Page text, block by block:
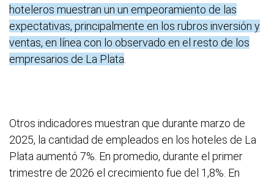
hoteleros muestran un un empeoramiento de las
expectativas, principalmente en los rubros inversión y
ventas, en línea con lo observado en el resto de los
empresarios de La Plata
Otros indicadores muestran que durante marzo de
2025, la cantidad de empleados en los hoteles de La
Plata aumentó 7%. En promedio, durante el primer
trimestre de 2026 el crecimiento fue del 1,8%. En